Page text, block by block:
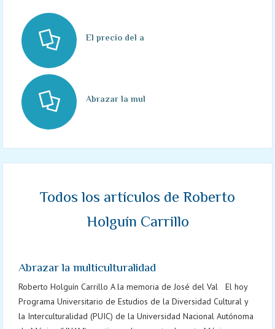
El precio del acero
Abrazar la multiculturalidad
Todos los artículos de Roberto
Holguín Carrillo
Abrazar la multiculturalidad
Roberto Holguín Carrillo A la memoria de José del Val El hoy
Programa Universitario de Estudios de la Diversidad Cultural y
la Interculturalidad (PUIC) de la Universidad Nacional Autónoma